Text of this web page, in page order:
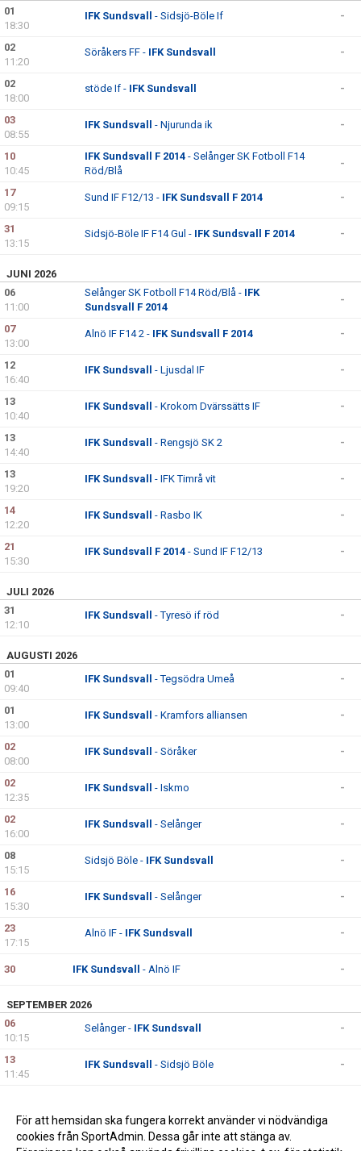
01
18:30
IFK Sundsvall - Sidsjö-Böle If -
02
11:20
Söråkers FF - IFK Sundsvall -
02
18:00
stöde If - IFK Sundsvall -
03
08:55
IFK Sundsvall - Njurunda ik -
10
10:45
IFK Sundsvall F 2014 - Selånger SK Fotboll F14
Röd/Blå
-
17
09:15
Sund IF F12/13 - IFK Sundsvall F 2014 -
31
13:15
Sidsjö-Böle IF F14 Gul - IFK Sundsvall F 2014 -
JUNI 2026
06
11:00
Selånger SK Fotboll F14 Röd/Blå - IFK
Sundsvall F 2014
-
07
13:00
Alnö IF F14 2 - IFK Sundsvall F 2014 -
12
16:40
IFK Sundsvall - Ljusdal IF -
13
10:40
IFK Sundsvall - Krokom Dvärssätts IF -
13
14:40
IFK Sundsvall - Rengsjö SK 2 -
13
19:20
IFK Sundsvall - IFK Timrå vit -
14
12:20
IFK Sundsvall - Rasbo IK -
21
15:30
IFK Sundsvall F 2014 - Sund IF F12/13 -
JULI 2026
31
12:10
IFK Sundsvall - Tyresö if röd -
AUGUSTI 2026
01
09:40
IFK Sundsvall - Tegsödra Umeå -
01
13:00
IFK Sundsvall - Kramfors alliansen -
02
08:00
IFK Sundsvall - Söråker -
02
12:35
IFK Sundsvall - Iskmo -
02
16:00
IFK Sundsvall - Selånger -
08
15:15
Sidsjö Böle - IFK Sundsvall -
16
15:30
IFK Sundsvall - Selånger -
23
17:15
Alnö IF - IFK Sundsvall -
30 IFK Sundsvall - Alnö IF -
SEPTEMBER 2026
06
10:15
Selånger - IFK Sundsvall -
13
11:45
IFK Sundsvall - Sidsjö Böle -
Alnö IF -IFK Sundsvall
För att hemsidan ska fungera korrekt använder vi nödvändiga
cookies från SportAdmin. Dessa går inte att stänga av.